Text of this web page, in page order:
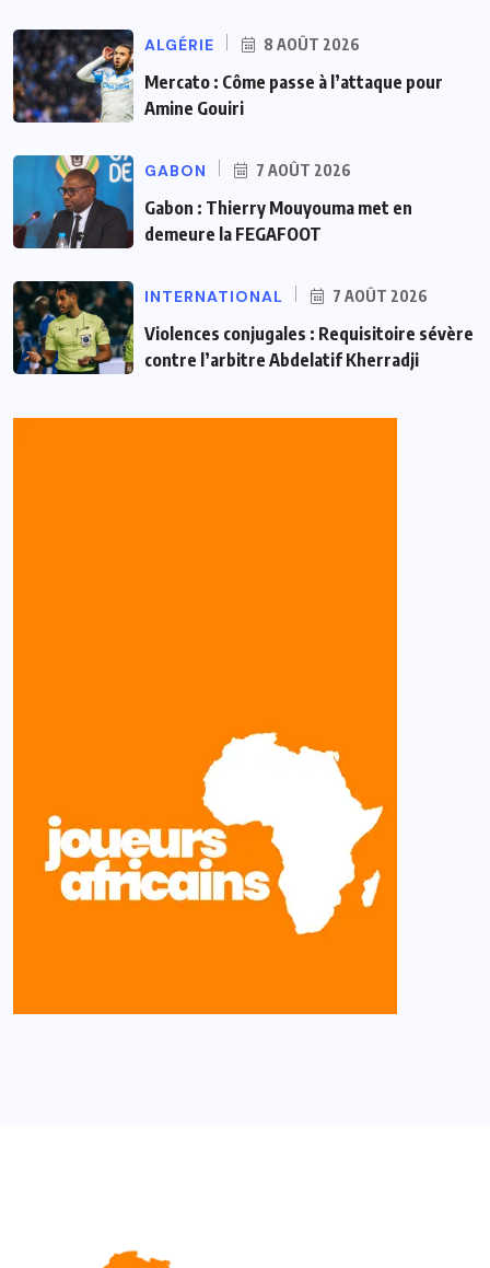
ALGÉRIE 8 AOÛT 2026
Mercato : Côme passe à l’attaque pour
Amine Gouiri
GABON 7 AOÛT 2026
Gabon : Thierry Mouyouma met en
demeure la FEGAFOOT
INTERNATIONAL 7 AOÛT 2026
Violences conjugales : Requisitoire sévère
contre l’arbitre Abdelatif Kherradji